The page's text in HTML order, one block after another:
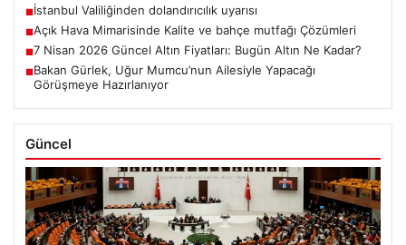
■İstanbul Valiliğinden dolandırıcılık uyarısı
■Açık Hava Mimarisinde Kalite ve bahçe mutfağı Çözümleri
■7 Nisan 2026 Güncel Altın Fiyatları: Bugün Altın Ne Kadar?
■Bakan Gürlek, Uğur Mumcu’nun Ailesiyle Yapacağı
Görüşmeye Hazırlanıyor
Güncel